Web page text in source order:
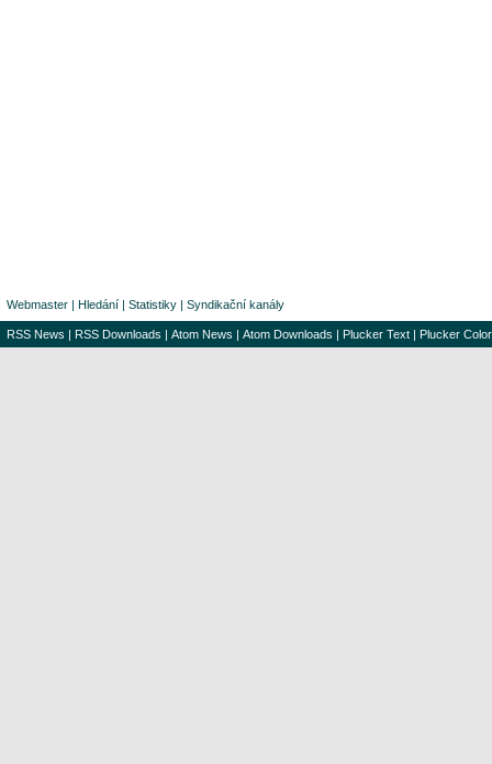
Webmaster | Hledání | Statistiky | Syndikační kanály
RSS News | RSS Downloads | Atom News | Atom Downloads | Plucker Text | Plucker Color